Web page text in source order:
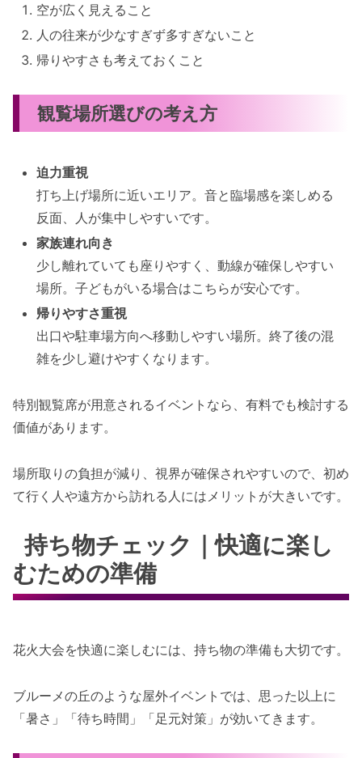
空が広く見えること
人の往来が少なすぎず多すぎないこと
帰りやすさも考えておくこと
観覧場所選びの考え方
迫力重視
打ち上げ場所に近いエリア。音と臨場感を楽しめる
反面、人が集中しやすいです。
家族連れ向き
少し離れていても座りやすく、動線が確保しやすい
場所。子どもがいる場合はこちらが安心です。
帰りやすさ重視
出口や駐車場方向へ移動しやすい場所。終了後の混
雑を少し避けやすくなります。
特別観覧席が用意されるイベントなら、有料でも検討する
価値があります。
場所取りの負担が減り、視界が確保されやすいので、初め
て行く人や遠方から訪れる人にはメリットが大きいです。
持ち物チェック｜快適に楽し
むための準備
花火大会を快適に楽しむには、持ち物の準備も大切です。
ブルーメの丘のような屋外イベントでは、思った以上に
「暑さ」「待ち時間」「足元対策」が効いてきます。